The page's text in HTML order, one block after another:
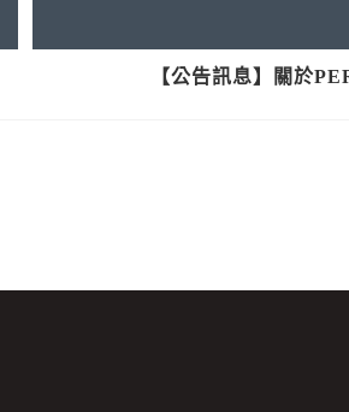
【公告訊息】關於